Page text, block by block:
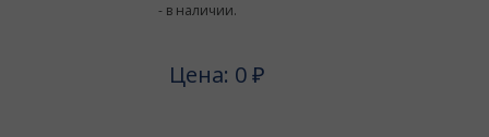
- в наличии.
Цена: 0 ₽